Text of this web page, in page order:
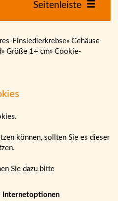
Seitenleiste
Einsiedlerkrebse» Gehäuse
» Größe 1+ cm» Cookie-
können, sollten Sie es dieser
Sie dazu bitte
Internetoptionen